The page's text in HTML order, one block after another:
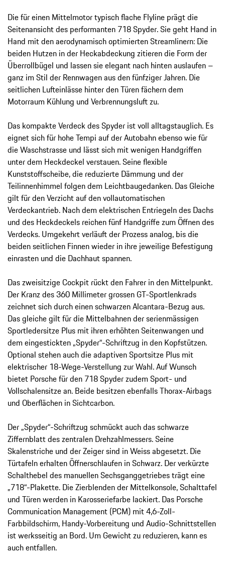
Die für einen Mittelmotor typisch flache Flyline prägt die
Seitenansicht des performanten 718 Spyder. Sie geht Hand in
Hand mit den aerodynamisch optimierten Streamlinern: Die
beiden Hutzen in der Heckabdeckung zitieren die Form der
Überrollbügel und lassen sie elegant nach hinten auslaufen –
ganz im Stil der Rennwagen aus den fünfziger Jahren. Die
seitlichen Lufteinlässe hinter den Türen fächern dem
Motorraum Kühlung und Verbrennungsluft zu.
Das kompakte Verdeck des Spyder ist voll alltagstauglich. Es
eignet sich für hohe Tempi auf der Autobahn ebenso wie für
die Waschstrasse und lässt sich mit wenigen Handgriffen
unter dem Heckdeckel verstauen. Seine flexible
Kunststoffscheibe, die reduzierte Dämmung und der
Teilinnenhimmel folgen dem Leichtbaugedanken. Das Gleiche
gilt für den Verzicht auf den vollautomatischen
Verdeckantrieb. Nach dem elektrischen Entriegeln des Dachs
und des Heckdeckels reichen fünf Handgriffe zum Öffnen des
Verdecks. Umgekehrt verläuft der Prozess analog, bis die
beiden seitlichen Finnen wieder in ihre jeweilige Befestigung
einrasten und die Dachhaut spannen.
Das zweisitzige Cockpit rückt den Fahrer in den Mittelpunkt.
Der Kranz des 360 Millimeter grossen GT-Sportlenkrads
zeichnet sich durch einen schwarzen Alcantara-Bezug aus.
Das gleiche gilt für die Mittelbahnen der serienmässigen
Sportledersitze Plus mit ihren erhöhten Seitenwangen und
dem eingestickten „Spyder“-Schriftzug in den Kopfstützen.
Optional stehen auch die adaptiven Sportsitze Plus mit
elektrischer 18-Wege-Verstellung zur Wahl. Auf Wunsch
bietet Porsche für den 718 Spyder zudem Sport- und
Vollschalensitze an. Beide besitzen ebenfalls Thorax-Airbags
und Oberflächen in Sichtcarbon.
Der „Spyder“-Schriftzug schmückt auch das schwarze
Ziffernblatt des zentralen Drehzahlmessers. Seine
Skalenstriche und der Zeiger sind in Weiss abgesetzt. Die
Türtafeln erhalten Öffnerschlaufen in Schwarz. Der verkürzte
Schalthebel des manuellen Sechsganggetriebes trägt eine
„718“-Plakette. Die Zierblenden der Mittelkonsole, Schalttafel
und Türen werden in Karosseriefarbe lackiert. Das Porsche
Communication Management (PCM) mit 4,6-Zoll-
Farbbildschirm, Handy-Vorbereitung und Audio-Schnittstellen
ist werks­seitig an Bord. Um Gewicht zu reduzieren, kann es
auch entfallen.